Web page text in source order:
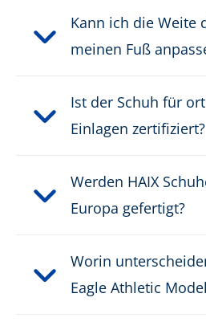
Verschluss:
Gewicht pro Schuh:
Kann ich die Weite
meinen Fuß
Ist der Schuh für
Einlagen zertifiziert?
Werden HAIX
Europa gefertigt?
Worin
Eagle Athletic